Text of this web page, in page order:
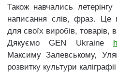
Також навчались
написання слів, фраз. Це
для своїх виробів, товарів,
Дякуємо GEN Ukraine
Максиму Залевському,
розвитку культури